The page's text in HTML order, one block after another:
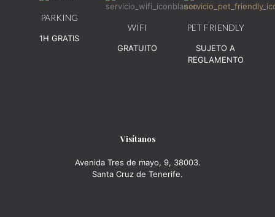
PARKING
1H GRATIS
WIFI
GRATUITO
PET FRIENDLY
SUJETO A
REGLAMENTO
Visítanos
Avenida Tres de mayo, 9, 38003.
Santa Cruz de Tenerife.